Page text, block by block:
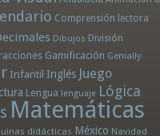
Comprensión lectora
Dibujos División
Gamificación Genially
Infantil Inglés Juego
Lengua lenguaje Lógica
Matemáticas
didácticas México Navidad